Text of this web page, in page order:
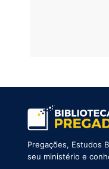
Pregações, Estudos
seu ministério e